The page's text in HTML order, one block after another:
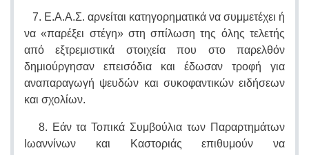
7. Ε.Α.Α.Σ. αρνείται κατηγορηματικά να συμμετέχει ή
να «παρέξει στέγη» στη σπίλωση της όλης τελετής
από εξτρεμιστικά στοιχεία που στο παρελθόν
δημιούργησαν επεισόδια και έδωσαν τροφή για
αναπαραγωγή ψευδών και συκοφαντικών ειδήσεων
και σχολίων.
8. Εάν τα Τοπικά Συμβούλια των Παραρτημάτων
Ιωαννίνων και Καστοριάς επιθυμούν να